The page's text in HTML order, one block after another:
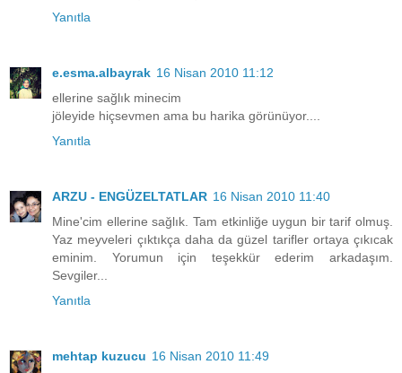
Yanıtla
e.esma.albayrak 16 Nisan 2010 11:12
ellerine sağlık minecim
jöleyide hiçsevmen ama bu harika görünüyor....
Yanıtla
ARZU - ENGÜZELTATLAR 16 Nisan 2010 11:40
Mine'cim ellerine sağlık. Tam etkinliğe uygun bir tarif olmuş.
Yaz meyveleri çıktıkça daha da güzel tarifler ortaya çıkıcak
eminim. Yorumun için teşekkür ederim arkadaşım.
Sevgiler...
Yanıtla
mehtap kuzucu 16 Nisan 2010 11:49